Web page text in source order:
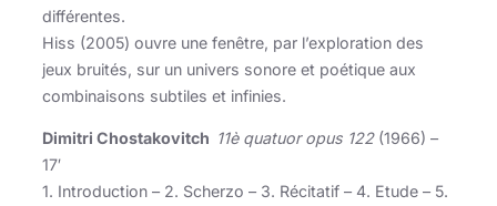
différentes.
Hiss (2005) ouvre une fenêtre, par l’exploration des
jeux bruités, sur un univers sonore et poétique aux
combinaisons subtiles et infinies.
Dimitri Chostakovitch 11è quatuor opus 122 (1966) –
17′
1. Introduction – 2. Scherzo – 3. Récitatif – 4. Etude – 5.